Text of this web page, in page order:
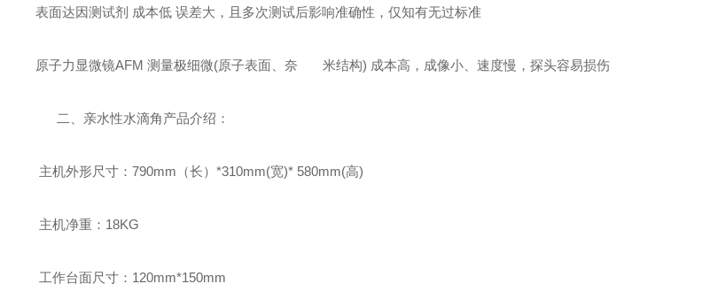
表面达因测试剂 成本低 误差大，且多次测试后影响准确性，仅知有无过标准
原子力显微镜AFM 测量极细微(原子表面、奈 米结构) 成本高，成像小、速度慢，探头容易损伤
二、亲水性水滴角产品介绍：
主机外形尺寸：790mm（长）*310mm(宽)* 580mm(高)
主机净重：18KG
工作台面尺寸：120mm*150mm